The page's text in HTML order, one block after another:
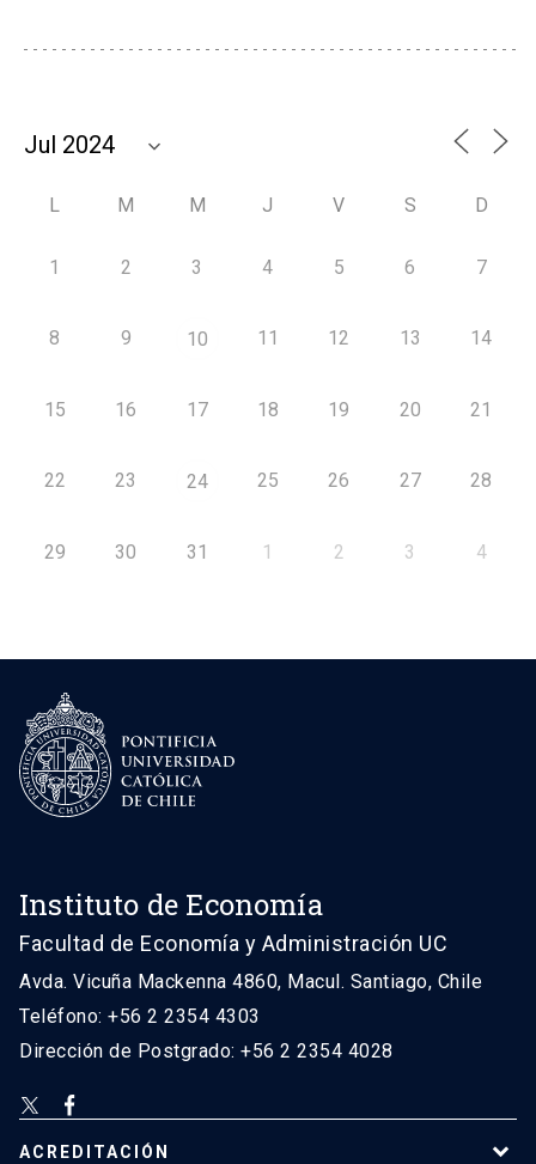
L M M J V S D
1 2 3 4 5 6 7
8 9 10 11 12 13 14
15 16 17 18 19 20 21
22 23 24 25 26 27 28
29 30 31 1 2 3 4
Instituto de Economía
Facultad de Economía y Administración UC
Avda. Vicuña Mackenna 4860, Macul. Santiago, Chile
Teléfono: +56 2 2354 4303
Dirección de Postgrado: +56 2 2354 4028
ACREDITACIÓN